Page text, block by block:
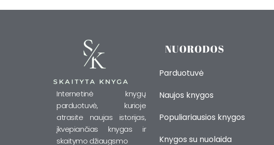
Internetinė knygų
parduotuvė, kurioje
atrasite naujas istorijas,
įkvepiančias knygas ir
skaitymo džiaugsmo
NUORODOS
Parduotuvė
Naujos knygos
Populiariausios knygos
Knygos su nuolaida